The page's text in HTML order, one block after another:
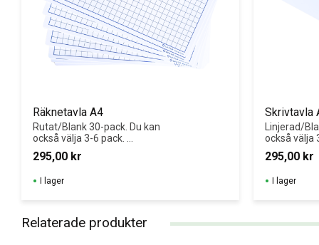
Räknetavla A4
Rutat/Blank 30-pack. Du kan
också välja 3-6 pack.
Dubbelsidig whiteboard!
295,00 kr
I lager
Skrivtavla
Linjerad/
också välja
Robusta,
rundade
295,00 kr
I lager
Relaterade produkter